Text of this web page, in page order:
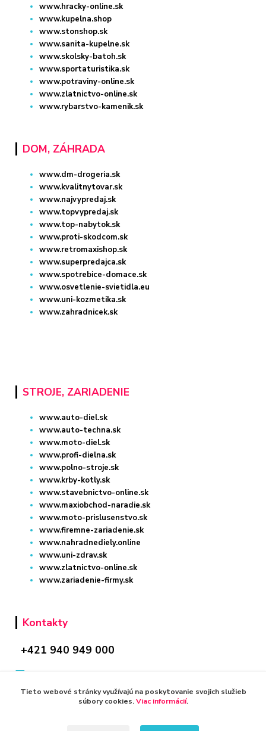
www.hracky-online.sk
www.kupelna.shop
www.stonshop.sk
www.sanita-kupelne.sk
www.skolsky-batoh.sk
www.sportaturistika.sk
www.potraviny-online.sk
www.zlatnictvo-online.sk
www.rybarstvo-kamenik.sk
DOM, ZÁHRADA
www.dm-drogeria.sk
www.kvalitnytovar.sk
www.najvypredaj.sk
www.topvypredaj.sk
www.top-nabytok.sk
www.proti-skodcom.sk
www.retromaxishop.sk
www.superpredajca.sk
www.spotrebice-domace.sk
www.osvetlenie-svietidla.eu
www.uni-kozmetika.sk
www.zahradnicek.sk
STROJE, ZARIADENIE
www.auto-diel.sk
www.auto-techna.sk
www.moto-diel.sk
www.profi-dielna.sk
www.polno-stroje.sk
www.krby-kotly.sk
www.stavebnictvo-online.sk
www.maxiobchod-naradie.sk
www.moto-prislusenstvo.sk
www.firemne-zariadenie.sk
www.nahradnediely.online
www.uni-zdrav.sk
www.zlatnictvo-online.sk
www.zariadenie-firmy.sk
Kontakty
+421 940 949 000
info@kamenik.sk
Tieto webové stránky využívajú na poskytovanie svojich služieb
súbory cookies.Viac informácií.